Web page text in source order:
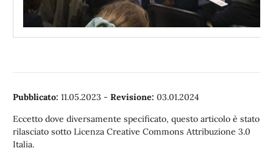
Pubblicato: 11.05.2023 - Revisione: 03.01.2024
Eccetto dove diversamente specificato, questo articolo è stato
rilasciato sotto Licenza Creative Commons Attribuzione 3.0
Italia.